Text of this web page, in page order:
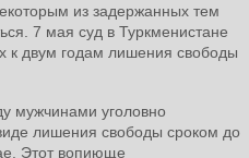
из задержанных тем
7 мая суд в Туркменистане
к двум годам лишения свободы
мужчинами уголовно
лишения свободы сроком до
Этот вопиюще